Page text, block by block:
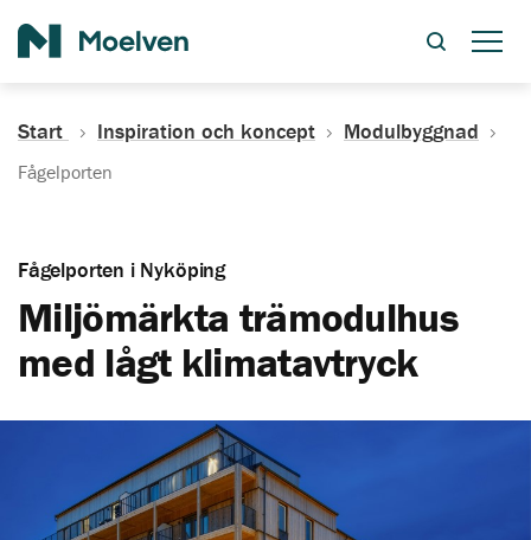
Start Inspiration och koncept Modulbyggnad
Fågelporten
Fågelporten i Nyköping
Miljömärkta trämodulhus
med lågt klimatavtryck